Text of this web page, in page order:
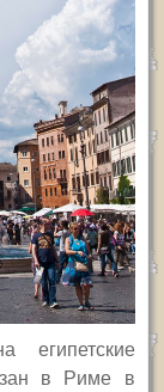
египетские
в Риме в